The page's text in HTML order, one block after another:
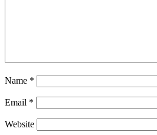
Name *
Email *
Website